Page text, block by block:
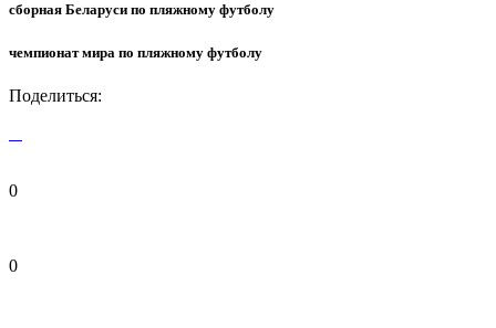
сборная Беларуси по пляжному футболу
чемпионат мира по пляжному футболу
Поделиться:
0
0